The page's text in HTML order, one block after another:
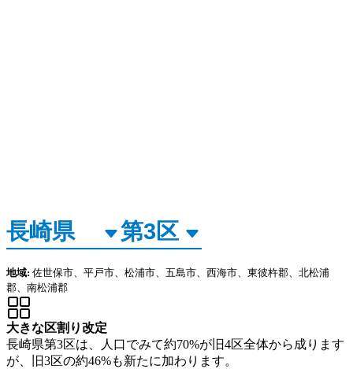
地域: 佐世保市、平戸市、松浦市、五島市、西海市、東彼杵郡、北松浦
郡、南松浦郡
大きな区割り改定
長崎県第3区は、人口でみて約70%が旧4区全体から成ります
が、旧3区の約46%も新たに加わります。